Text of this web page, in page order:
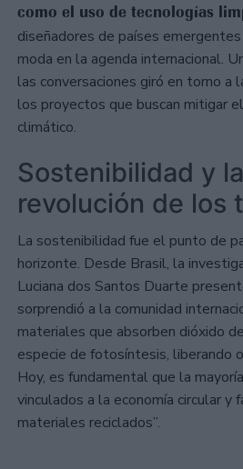
como el uso de tecnologías
diseñadores de países
moda en la agenda internacional.
las conversaciones giró en torno a
los proyectos que buscan mitigar
climático.
Sostenibilidad y la
revolución de los
La sostenibilidad fue el punto de
horizonte. Desde Brasil, la
Luciana dos Santos Duarte
sorprendió a la comunidad
materiales que absorben dióxido
especie de fotosíntesis, liberando
Hoy, es fundamental que la
vinculados a la economía circular y
materiales reciclados”.